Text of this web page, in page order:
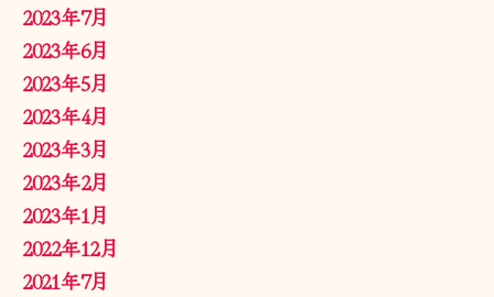
2023年7月
2023年6月
2023年5月
2023年4月
2023年3月
2023年2月
2023年1月
2022年12月
2021年7月